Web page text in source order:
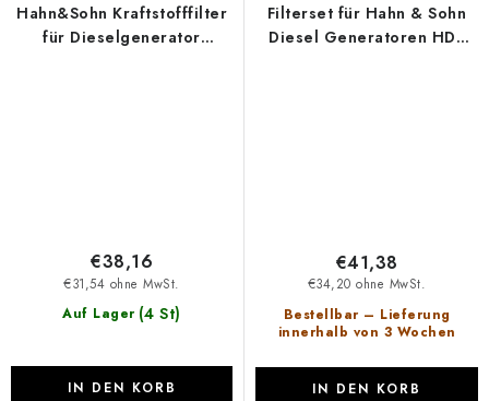
Hahn&Sohn Kraftstofffilter
für Dieselgenerator
Auf Lager (4 St)
€31,54 ohne MwSt.
€38,16
IN DEN KORB
Filterset für Hahn & Sohn
Diesel Generatoren HDE
Bestellbar – Lieferung
innerhalb von 3 Wochen
€34,20 ohne MwSt.
€41,38
IN DEN KORB